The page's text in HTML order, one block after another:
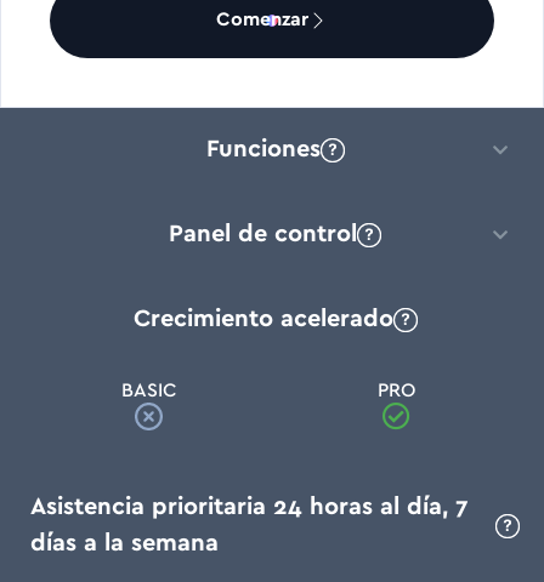
Comenzar
Funciones
Panel de control
Crecimiento acelerado
BASIC PRO
Asistencia prioritaria 24 horas al día, 7
días a la semana